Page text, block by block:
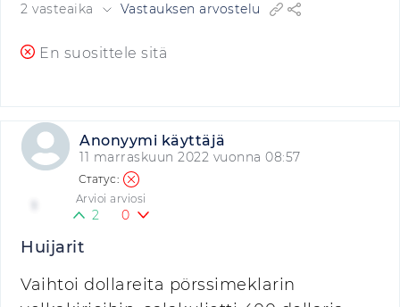
2 vasteaika Vastauksen arvostelu
En suosittele sitä
Anonyymi käyttäjä
11 marraskuun 2022 vuonna 08:57
Arvioi arviosi
2 0
Huijarit
Vaihtoi dollareita pörssimeklarin